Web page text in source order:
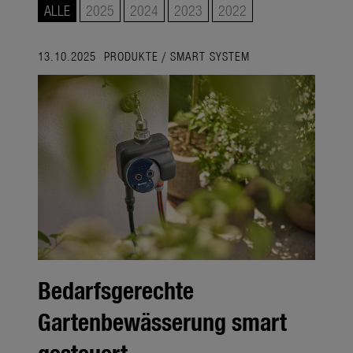
smart system
Jahreszeiten
Fachhandel
Unternehmen
Jahreszeiten
Themen
Über uns
ALLE 2025 2024 2023 2022
13.10.2025 PRODUKTE / SMART SYSTEM
Bedarfsgerechte
Gartenbewässerung smart